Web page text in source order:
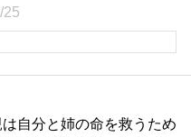
25
自分と姉の命を救うため